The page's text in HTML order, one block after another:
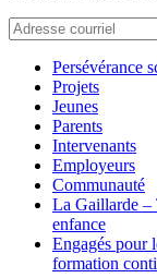
Persévérance
Projets
Jeunes
Parents
Intervenants
Employeurs
Communauté
La Gaillarde –
enfance
Engagés pour
formation